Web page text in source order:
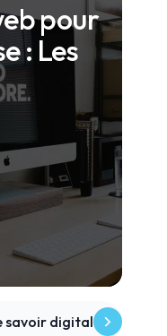
pour
: Les
savoir digital